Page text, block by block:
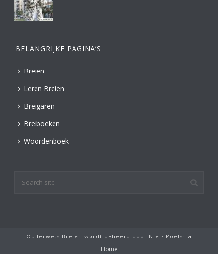
BELANGRIJKE PAGINA’S
Breien
Leren Breien
Breigaren
Breiboeken
Woordenboek
Ouderwets Breien wordt beheerd door Niels Poelsma
Home